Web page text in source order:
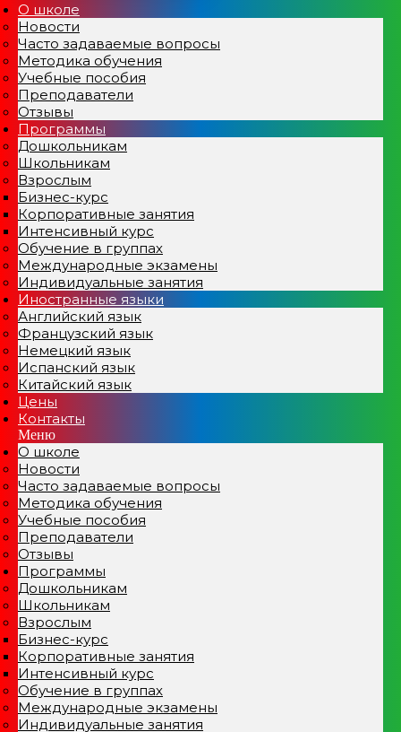
О школе
Новости
Часто задаваемые вопросы
Методика обучения
Учебные пособия
Преподаватели
Отзывы
Программы
Дошкольникам
Школьникам
Взрослым
Бизнес-курс
Корпоративные занятия
Интенсивный курс
Обучение в группах
Международные экзамены
Индивидуальные занятия
Иностранные языки
Английский язык
Французский язык
Немецкий язык
Испанский язык
Китайский язык
Цены
Контакты
Меню
О школе
Новости
Часто задаваемые вопросы
Методика обучения
Учебные пособия
Преподаватели
Отзывы
Программы
Дошкольникам
Школьникам
Взрослым
Бизнес-курс
Корпоративные занятия
Интенсивный курс
Обучение в группах
Международные экзамены
Индивидуальные занятия